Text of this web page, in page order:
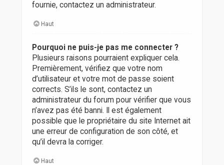
fournie, contactez un administrateur.
Haut
Pourquoi ne puis-je pas me connecter ?
Plusieurs raisons pourraient expliquer cela.
Premièrement, vérifiez que votre nom
d’utilisateur et votre mot de passe soient
corrects. S’ils le sont, contactez un
administrateur du forum pour vérifier que vous
n’avez pas été banni. Il est également
possible que le propriétaire du site Internet ait
une erreur de configuration de son côté, et
qu’il devra la corriger.
Haut